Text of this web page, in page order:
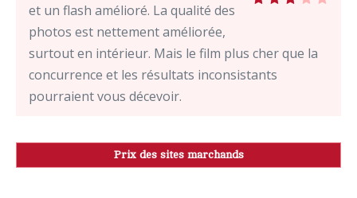
et un flash amélioré. La qualité des
photos est nettement améliorée,
surtout en intérieur. Mais le film plus cher que la
concurrence et les résultats inconsistants
pourraient vous décevoir.
Prix des sites marchands